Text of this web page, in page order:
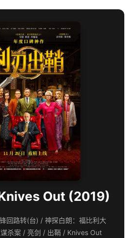
Out (2019)
回路转(台) / 神探白朗：福比利大
杀案 / 亮剑 / 出鞘 / Knives Out